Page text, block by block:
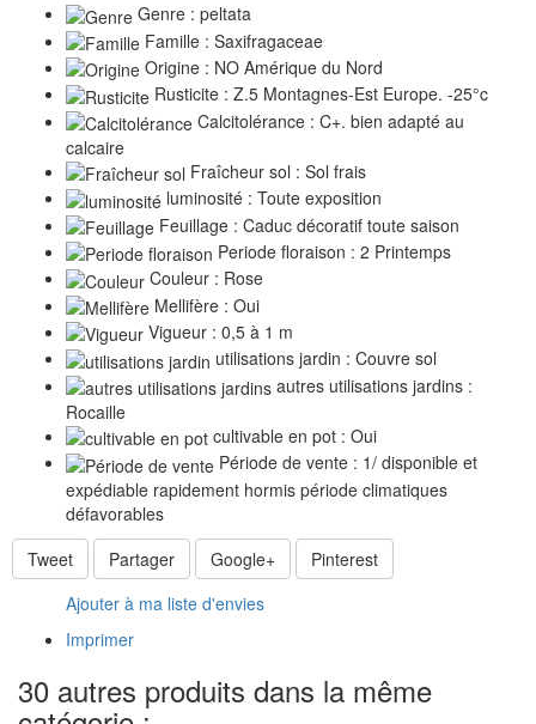
Genre : peltata
Famille : Saxifragaceae
Origine : NO Amérique du Nord
Rusticite : Z.5 Montagnes-Est Europe. -25°c
Calcitolérance : C+. bien adapté au
calcaire
Fraîcheur sol : Sol frais
luminosité : Toute exposition
Feuillage : Caduc décoratif toute saison
Periode floraison : 2 Printemps
Couleur : Rose
Mellifère : Oui
Vigueur : 0,5 à 1 m
utilisations jardin : Couvre sol
autres utilisations jardins :
Rocaille
cultivable en pot : Oui
Période de vente : 1/ disponible et
expédiable rapidement hormis période climatiques
défavorables
Tweet
Partager Google+
Pinterest
Ajouter à ma liste d'envies
Imprimer
30 autres produits dans la même